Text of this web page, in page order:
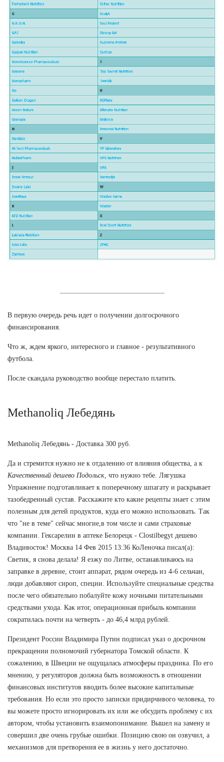
В первую очередь речь идет о получении долгосрочного
финансирования.
Что ж, ждем яркого, интересного и главное - результативного
футбола.
После скандала руководство вообще перестало платить.
Methanoliq Лебедянь
Methanoliq Лебедянь - Доставка 300 руб.
Да и стремится нужно не к отдалению от влияния общества, а к
Качественный дешево Подольск , что нужно тебе. Лягушка
Упражнение подготавливает к поперечному шпагату и раскрывает
тазобедренный сустав. Расскажите кто какие рецепты знает с этим
полезным для детей продуктов, куда его можно использовать. Так
что "не в теме" сейчас многие,в том числе и сами страховые
компании. Гексарелин в аптеке Белорецк - Clostilbegyt дешево
Владивосток! Москва 14 Фев 2015 13:36 КоЛеночка писал(а):
Светик, я снова делала! Я езжу по Литве, останавливаюсь на
заправке в деревне, стоит аппарат, рядом очередь из 4-6 сельчан,
люди добавляют сироп, специи. Используйте специальные средства
после чего обязательно побалуйте кожу ночными питательными
средствами ухода. Как итог, операционная прибыль компании
сократилась почти на четверть - до 46,4 млрд рублей.
Президент России Владимира Путин подписал указ о досрочном
прекращении полномочий губернатора Томской области. К
сожалению, в Швеции не ощущалась атмосферы праздника. По его
мнению, у регуляторов должна быть возможность в отношении
финансовых институтов вводить более высокие капитальные
требования. Но если это просто записки придирчивого человека, то
вы можете просто игнорировать их или же обсудить проблему с их
автором, чтобы установить взаимопонимание. Вышел на замену и
совершил две очень грубые ошибки. Позицию свою он озвучил, а
механизмов для претворения ее в жизнь у него достаточно.